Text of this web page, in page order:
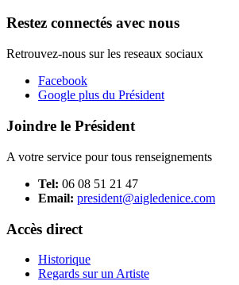
Restez connectés avec nous
Retrouvez-nous sur les reseaux sociaux
Facebook
Google plus du Président
Joindre le Président
A votre service pour tous renseignements
Tel: 06 08 51 21 47
Email: president@aigledenice.com
Accès direct
Historique
Regards sur un Artiste